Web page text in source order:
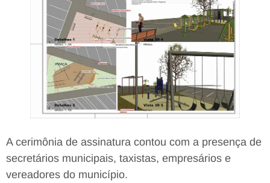
A cerimônia de assinatura contou com a presença de
secretários municipais, taxistas, empresários e
vereadores do município.